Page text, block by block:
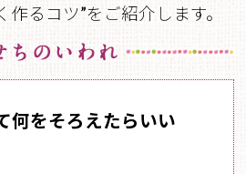
い合わせ
作るコツ”をご紹介します。
何をそろえたらいい